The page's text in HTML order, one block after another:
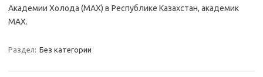
Академии Холода (МАХ) в Республике Казахстан, академик
МАХ.
Раздел: Без категории